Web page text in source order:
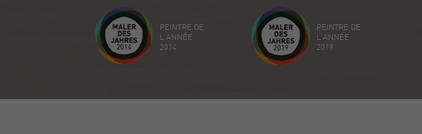
PEINTRE DE
L'ANNÉE
2014
PEINTRE DE
L'ANNÉE
2019